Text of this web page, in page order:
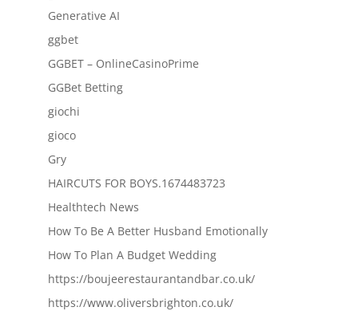
Generative AI
ggbet
GGBET – OnlineCasinoPrime
GGBet Betting
giochi
gioco
Gry
HAIRCUTS FOR BOYS.1674483723
Healthtech News
How To Be A Better Husband Emotionally
How To Plan A Budget Wedding
https://boujeerestaurantandbar.co.uk/
https://www.oliversbrighton.co.uk/